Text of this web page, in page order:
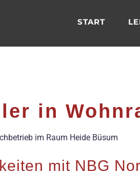
START
in
im Raum Heide Büsum
mit NBG